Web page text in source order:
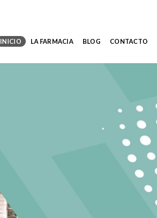
INICIO LA FARMACIA BLOG CONTACTO